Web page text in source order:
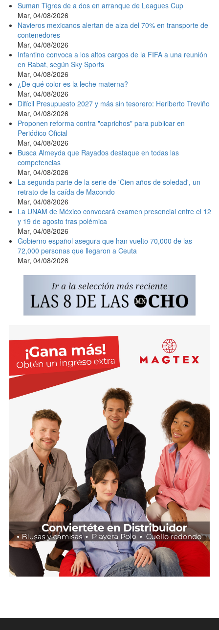
Suman Tigres de a dos en arranque de Leagues Cup
Mar, 04/08/2026
Navieros mexicanos alertan de alza del 70% en transporte de
contenedores
Mar, 04/08/2026
Infantino convoca a los altos cargos de la FIFA a una reunión
en Rabat, según Sky Sports
Mar, 04/08/2026
¿De qué color es la leche materna?
Mar, 04/08/2026
Difícil Presupuesto 2027 y más sin tesorero: Heriberto Treviño
Mar, 04/08/2026
Proponen reforma contra "caprichos" para publicar en
Periódico Oficial
Mar, 04/08/2026
Busca Almeyda que Rayados destaque en todas las
competencias
Mar, 04/08/2026
La segunda parte de la serie de 'Cien años de soledad', un
retrato de la caída de Macondo
Mar, 04/08/2026
La UNAM de México convocará examen presencial entre el 12
y 19 de agosto tras polémica
Mar, 04/08/2026
Gobierno español asegura que han vuelto 70,000 de las
72,000 personas que llegaron a Ceuta
Mar, 04/08/2026